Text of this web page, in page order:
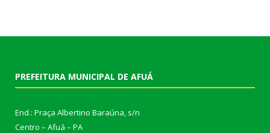
PREFEITURA MUNICIPAL DE AFUÁ
End.: Praça Albertino Baraúna, s/n
Centro – Afuá – PA